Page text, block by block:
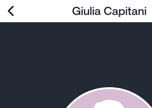
Giulia Capitani